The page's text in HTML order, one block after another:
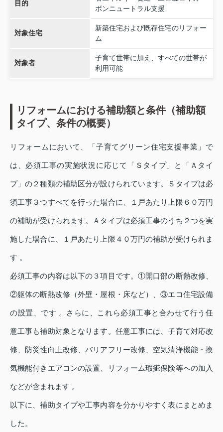
目的
ボンニュートラル支援
対象住宅
新築住宅および既存住宅のリフォー
ム
対象者
子育て世帯に加え、すべての世帯が
利用可能
リフォームにおける補助額と条件（補助額
タイプ、条件の概要）
リフォームにおいて、「子育てグリーン住宅支援事業」で
は、必須工事の実施状況に応じて「Ｓタイプ」と「Ａタイ
プ」の２種類の補助区分が設けられています。Ｓタイプは必
須工事３つすべてを行った場合に、１戸あたり上限６０万円
の補助が受けられます。Ａタイプは必須工事のうち２つを実
施した場合に、１戸あたり上限４０万円の補助が受けられま
す 。
必須工事の内容は以下の３項目です。①開口部の断熱改修、
②躯体の断熱改修（外壁・屋根・床など）、③エコ住宅設備
の設置、です 。さらに、これら必須工事と合わせて行う任
意工事も補助対象となります。任意工事には、子育て対応改
修、防災性向上改修、バリアフリー改修、空気清浄機能・換
気機能付きエアコンの設置、リフォーム瑕疵保険等への加入
などが含まれます 。
以下に、補助タイプや工事内容を分かりやすく表にまとめま
した。